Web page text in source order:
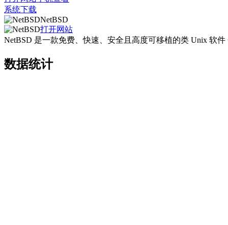
系统下载
NetBSD
打开网站
NetBSD 是一款免费、快速、安全且高度可移植的类 Unix 软
数据统计